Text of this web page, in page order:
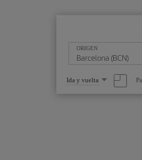
ORIGEN
Seleccione
una
opción
Ida y vuelta